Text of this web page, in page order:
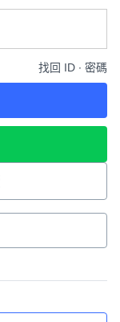
找回 ID ∙ 密碼